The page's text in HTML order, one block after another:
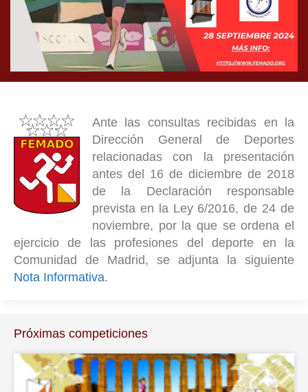
Ante las consultas recibidas en la
Dirección General de Deportes
relacionadas con la presentación
antes del 16 de diciembre de 2018
de la Declaración responsable
prevista en la Ley 6/2016, de 24 de
noviembre, por la que se ordena el
ejercicio de las profesiones del deporte en la
Comunidad de Madrid, se adjunta la siguiente
Nota Informativa.
Próximas competiciones